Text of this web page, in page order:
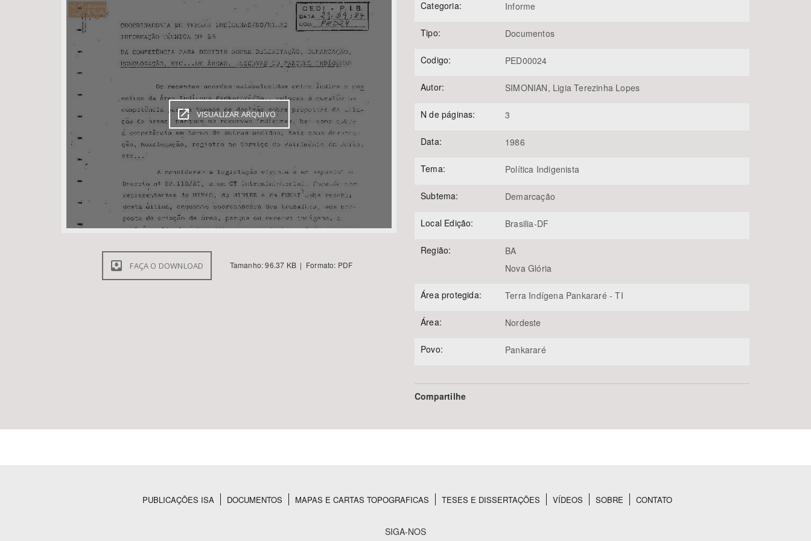
Área de Levantamento Área Protegida
VISUALIZAR ARQUIVO
FAÇA O DOWNLOAD Tamanho: 96.37 KB | Formato: PDF
Categoria: Informe
Tipo: Documentos
Codigo: PED00024
Autor: SIMONIAN, Ligia Terezinha Lopes
N de páginas: 3
Data: 1986
Tema: Política Indigenista
Subtema: Demarcação
Local Edição: Brasilia-DF
Região:
BA
Nova Glória
Área protegida: Terra Indígena Pankararé - TI
Área: Nordeste
Povo: Pankararé
Compartilhe
PUBLICAÇÕES ISA DOCUMENTOS MAPAS E CARTAS TOPOGRAFICAS TESES E DISSERTAÇÕES VÍDEOS SOBRE CONTATO
SIGA-NOS